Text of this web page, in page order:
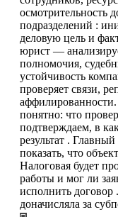
осмотрительность
подразделений :
деловую цель и
юрист —
полномочия,
устойчивость
проверяет связи,
понятно: что
подтверждаем, в
результат .
показать, что
Налоговая будет
работы и мог ли
исполнить договор
доначисляла за